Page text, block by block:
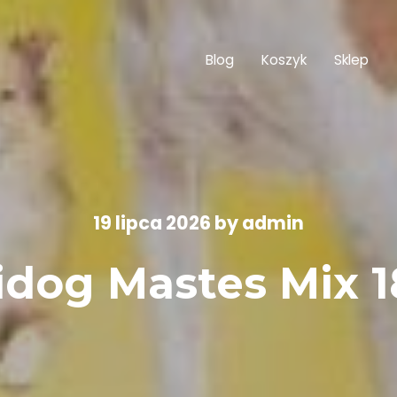
Blog Koszyk Sklep
19 lipca 2026 byadmin
Mastes Mix